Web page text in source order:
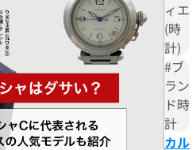
の魅
力と
は？
相
場・
高く
売る
コツ
いカボションが風船のように浮
中のセレブリティを魅了してい
妃も愛用するなど、気品と実用
ィエ
(時
計)
#ブ
ラン
ド時
計
カル